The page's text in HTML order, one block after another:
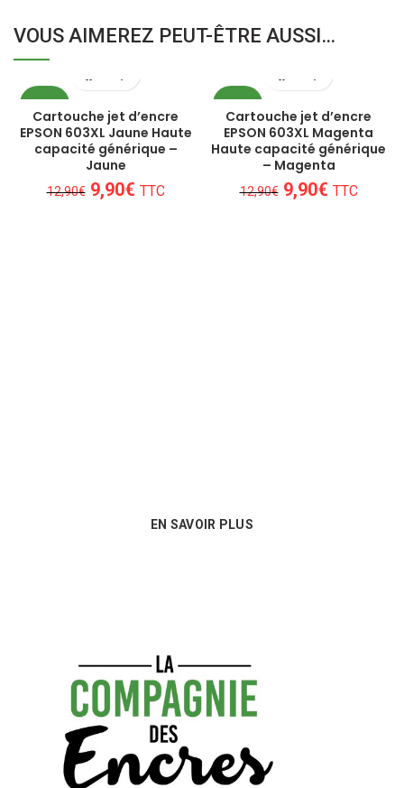
VOUS AIMEREZ PEUT-ÊTRE AUSSI…
Cartouche jet d’encre
EPSON 603XL Jaune Haute
capacité générique –
Jaune
12,90€ Le
9,90€Le
TTC
Cartouche jet d’encre
EPSON 603XL Magenta
Haute capacité générique
– Magenta
12,90€ Le
9,90€Le
TTC
EN SAVOIR PLUS